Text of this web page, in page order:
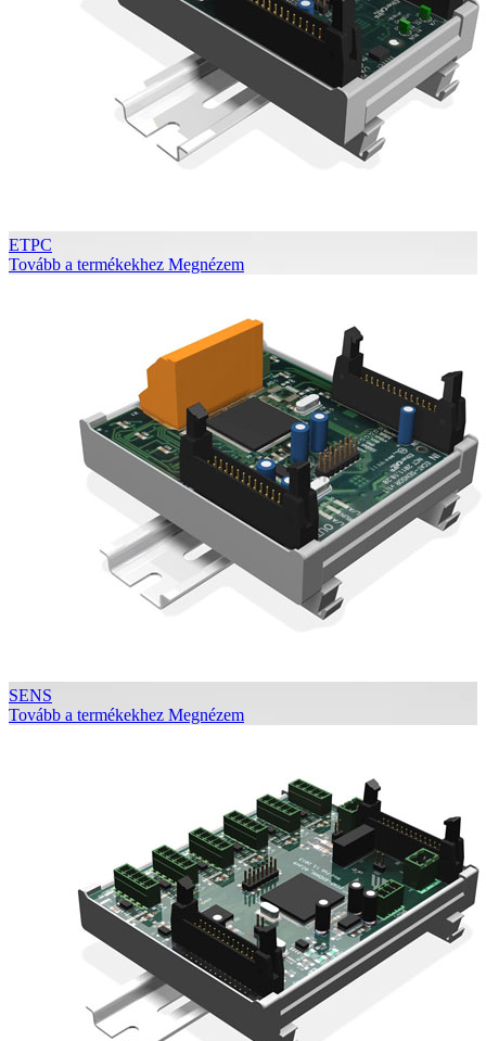
ETPC
Tovább a termékekhez Megnézem
SENS
Tovább a termékekhez Megnézem